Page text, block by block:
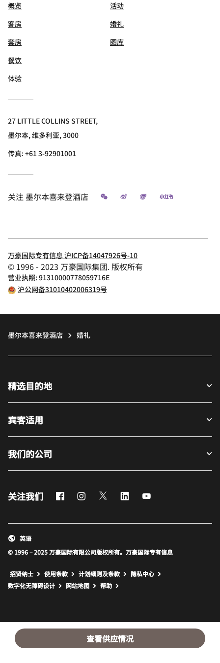
查看供应情况
概览
客房
套房
餐饮
体验
活动
婚礼
图库
27 LITTLE COLLINS STREET,
墨尔本, 维多利亚, 3000
传真:+61 3-92901001
关注 墨尔本喜来登酒店 微信 微博 飞猪 小红书
万豪国际专有信息 沪ICP备14047926号-10
© 1996 - 2023 万豪国际集团. 版权所有
营业执照: 91310000778059716E
沪公网备31010402006319号
墨尔本喜来登酒店 婚礼
精选目的地
宾客适用
我们的公司
关注我们 FacebookInstagram
Twitter LinkedIn
© 1996 – 2025 万豪国际有限公司版权所有。万豪国际专有信息
英语
招贤纳士 使用条款 计划细则及条款
隐私中心
数字化无障碍设计
网站地图 打开新窗口
帮助